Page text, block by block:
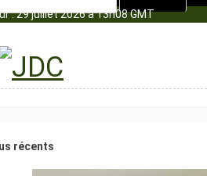
: 29 juillet 2026 à 13h08 GMT
récents